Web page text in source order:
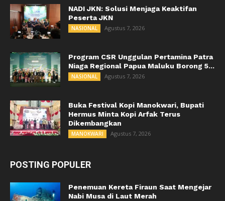
NADI JKN: Solusi Menjaga Keaktifan
Peserta JKN
NASIONAL Agustus 7, 2026
Program CSR Unggulan Pertamina Patra
Niaga Regional Papua Maluku Borong 5...
NASIONAL Agustus 7, 2026
Buka Festival Kopi Manokwari, Bupati
Hermus Minta Kopi Arfak Terus
Dikembangkan
MANOKWARI Agustus 7, 2026
POSTING POPULER
Penemuan Kereta Firaun Saat Mengejar
Nabi Musa di Laut Merah